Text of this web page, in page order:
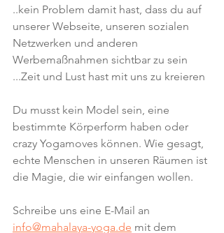
..kein Problem damit hast, dass du auf
unserer Webseite, unseren sozialen
Netzwerken und anderen
Werbemaßnahmen sichtbar zu sein
...Zeit und Lust hast mit uns zu kreieren
Du musst kein Model sein, eine
bestimmte Körperform haben oder
crazy Yogamoves können. Wie gesagt,
echte Menschen in unseren Räumen ist
die Magie, die wir einfangen wollen.
Schreibe uns eine E-Mail an
info@mahalaya-yoga.de mit dem